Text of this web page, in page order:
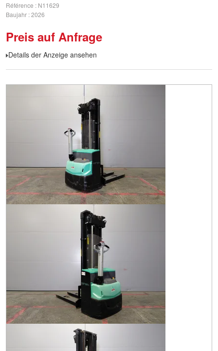
Référence
N11629
Baujahr 2026
Preis auf Anfrage
Details der Anzeige ansehen